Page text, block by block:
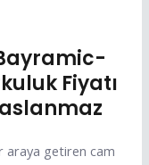
Fiyatı
araya getiren cam